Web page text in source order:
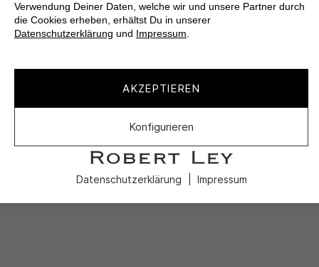
Verwendung Deiner Daten, welche wir und unsere Partner durch
die Cookies erheben, erhältst Du in unserer
Datenschutzerklärung und Impressum.
AKZEPTIEREN
Konfigurieren
Datenschutzerklärung Impressum